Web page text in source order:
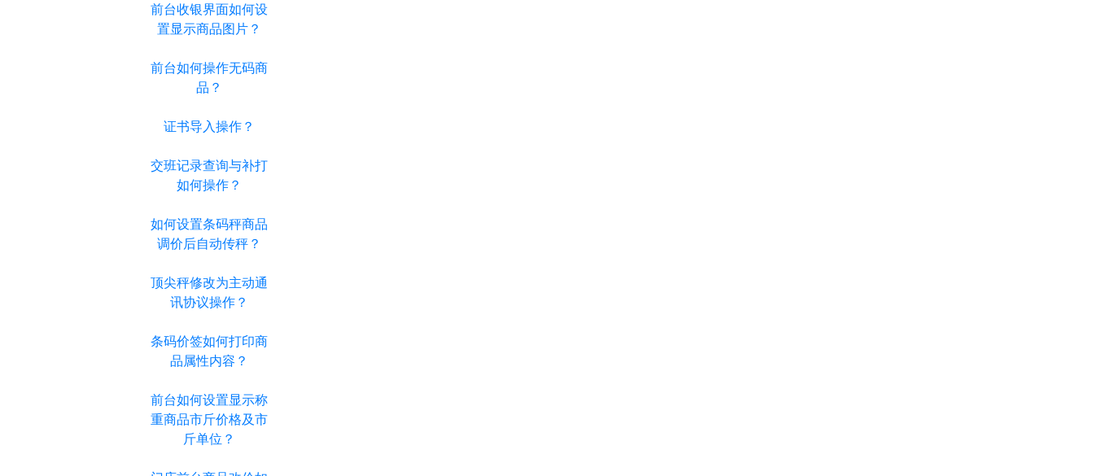
前台收银界面如何设
置显示商品图片？
前台如何操作无码商
品？
证书导入操作？
交班记录查询与补打
如何操作？
如何设置条码秤商品
调价后自动传秤？
顶尖秤修改为主动通
讯协议操作？
条码价签如何打印商
品属性内容？
前台如何设置显示称
重商品市斤价格及市
斤单位？